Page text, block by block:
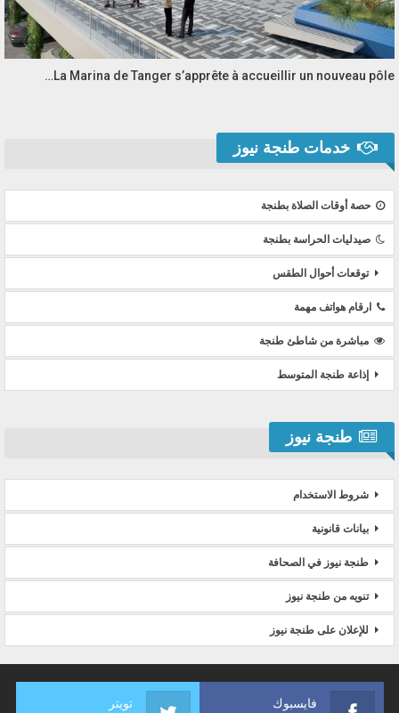
La Marina de Tanger s’apprête à accueillir un nouveau pôle…
خدمات طنجة نيوز
حصة أوقات الصلاة بطنجة
صيدليات الحراسة بطنجة
توقعات أحوال الطقس
ارقام هواتف مهمة
مباشرة من شاطئ طنجة
إذاعة طنجة المتوسط
طنجة نيوز
شروط الاستخدام
بيانات قانونية
طنجة نيوز في الصحافة
تنويه من طنجة نيوز
للإعلان على طنجة نيوز
فايسبوك تويتر